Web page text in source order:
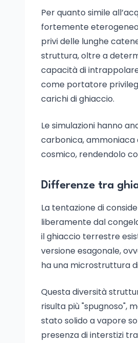
Per quanto simile
fortemente
privi delle lunghe
struttura, oltre a
capacità di
come portatore
carichi di ghiaccio.
Le simulazioni hanno
carbonica, ammoniaca
cosmico, rendendolo
Differenze tra
La tentazione di
liberamente dal
il ghiaccio terrestre
versione esagonale,
ha una microstruttura
Questa diversità
risulta più "spugnoso",
stato solido a vapore
presenza di interstizi